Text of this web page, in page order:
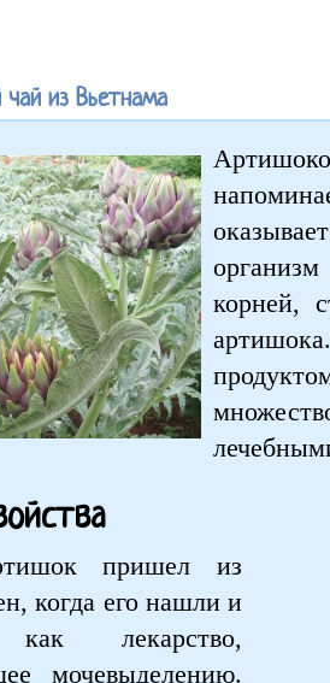
из Вьетнама
корней,
пришел из
когда его нашли и
лекарство,
мочевыделению.